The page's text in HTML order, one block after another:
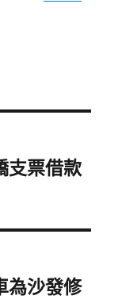
支票借款
為沙發修